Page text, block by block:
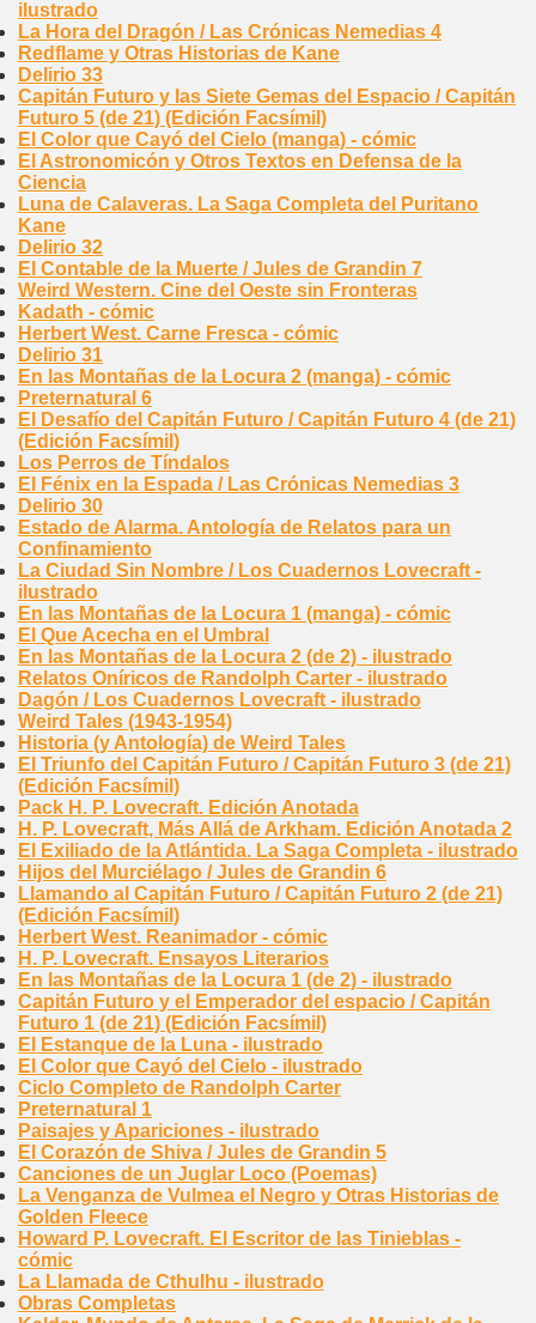
ilustrado
La Hora del Dragón / Las Crónicas Nemedias 4
Redflame y Otras Historias de Kane
Delirio 33
Capitán Futuro y las Siete Gemas del Espacio / Capitán
Futuro 5 (de 21) (Edición Facsímil)
El Color que Cayó del Cielo (manga) - cómic
El Astronomicón y Otros Textos en Defensa de la
Ciencia
Luna de Calaveras. La Saga Completa del Puritano
Kane
Delirio 32
El Contable de la Muerte / Jules de Grandin 7
Weird Western. Cine del Oeste sin Fronteras
Kadath - cómic
Herbert West. Carne Fresca - cómic
Delirio 31
En las Montañas de la Locura 2 (manga) - cómic
Preternatural 6
El Desafío del Capitán Futuro / Capitán Futuro 4 (de 21)
(Edición Facsímil)
Los Perros de Tíndalos
El Fénix en la Espada / Las Crónicas Nemedias 3
Delirio 30
Estado de Alarma. Antología de Relatos para un
Confinamiento
La Ciudad Sin Nombre / Los Cuadernos Lovecraft -
ilustrado
En las Montañas de la Locura 1 (manga) - cómic
El Que Acecha en el Umbral
En las Montañas de la Locura 2 (de 2) - ilustrado
Relatos Oníricos de Randolph Carter - ilustrado
Dagón / Los Cuadernos Lovecraft - ilustrado
Weird Tales (1943-1954)
Historia (y Antología) de Weird Tales
El Triunfo del Capitán Futuro / Capitán Futuro 3 (de 21)
(Edición Facsímil)
Pack H. P. Lovecraft. Edición Anotada
H. P. Lovecraft, Más Allá de Arkham. Edición Anotada 2
El Exiliado de la Atlántida. La Saga Completa - ilustrado
Hijos del Murciélago / Jules de Grandin 6
Llamando al Capitán Futuro / Capitán Futuro 2 (de 21)
(Edición Facsímil)
Herbert West. Reanimador - cómic
H. P. Lovecraft. Ensayos Literarios
En las Montañas de la Locura 1 (de 2) - ilustrado
Capitán Futuro y el Emperador del espacio / Capitán
Futuro 1 (de 21) (Edición Facsímil)
El Estanque de la Luna - ilustrado
El Color que Cayó del Cielo - ilustrado
Ciclo Completo de Randolph Carter
Preternatural 1
Paisajes y Apariciones - ilustrado
El Corazón de Shiva / Jules de Grandin 5
Canciones de un Juglar Loco (Poemas)
La Venganza de Vulmea el Negro y Otras Historias de
Golden Fleece
Howard P. Lovecraft. El Escritor de las Tinieblas -
cómic
La Llamada de Cthulhu - ilustrado
Obras Completas